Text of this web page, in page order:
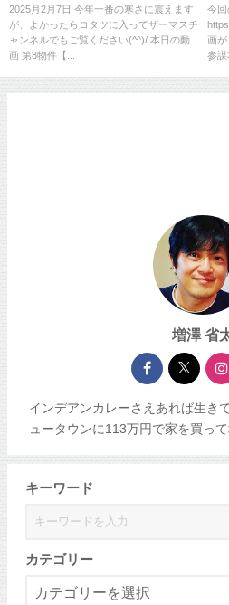
2025月2月7日 今年一番の寒さに震えます
が、よかったらコタツに入ってザーマスチ
ャンネルでもご覧ください(^^)/ 本日の動
画 第8物件【...
し
に
今回
画
参謀
増澤 省
インデアンカレーさえあれば生き
ュータウンに113万円で家を買っ
キーワード
カテゴリー